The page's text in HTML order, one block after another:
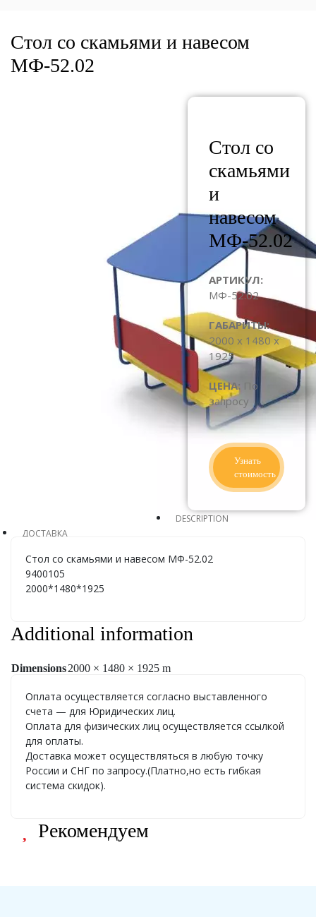
Стол со скамьями и навесом
МФ-52.02
Стол со
скамьями
и
навесом
МФ-52.02
АРТИКУЛ:
МФ-52.02
ГАБАРИТЫ:
2000 x 1480 x
1925
ЦЕНА: По
запросу
Узнать
стоимость
DESCRIPTION
ДОСТАВКА
Стол со скамьями и навесом МФ-52.02
9400105
2000*1480*1925
Additional information
Dimensions2000 × 1480 × 1925 m
Оплата осуществляется согласно выставленного
счета — для Юридических лиц.
Оплата для физических лиц осуществляется ссылкой
для оплаты.
Доставка может осуществляться в любую точку
России и СНГ по запросу.(Платно,но есть гибкая
система скидок).
Рекомендуем